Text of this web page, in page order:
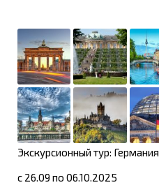
Экскурсионный тур:
с 26.09 по 06.10.2025